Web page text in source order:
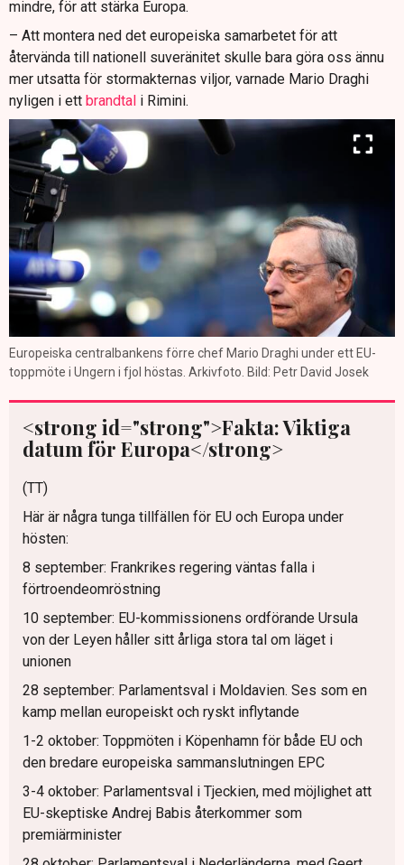
mindre, för att stärka Europa.
– Att montera ned det europeiska samarbetet för att
återvända till nationell suveränitet skulle bara göra oss ännu
mer utsatta för stormakternas viljor, varnade Mario Draghi
nyligen i ett brandtal i Rimini.
Europeiska centralbankens förre chef Mario Draghi under ett EU-
toppmöte i Ungern i fjol höstas. Arkivfoto. Bild: Petr David Josek
<strong id="strong">Fakta: Viktiga
datum för Europa</strong>
(TT)
Här är några tunga tillfällen för EU och Europa under
hösten:
8 september: Frankrikes regering väntas falla i
förtroendeomröstning
10 september: EU-kommissionens ordförande Ursula
von der Leyen håller sitt årliga stora tal om läget i
unionen
28 september: Parlamentsval i Moldavien. Ses som en
kamp mellan europeiskt och ryskt inflytande
1-2 oktober: Toppmöten i Köpenhamn för både EU och
den bredare europeiska sammanslutningen EPC
3-4 oktober: Parlamentsval i Tjeckien, med möjlighet att
EU-skeptiske Andrej Babis återkommer som
premiärminister